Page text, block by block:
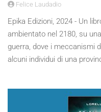
Felice Laudadio
Epika Edizioni, 2024 - Un
ambientato nel 2180, su
guerra, dove i meccanismi
alcuni individui di una